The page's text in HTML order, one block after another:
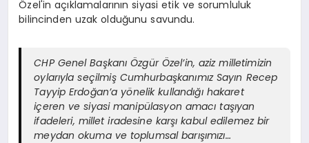
Özel'in açıklamalarının siyasi etik ve sorumluluk
bilincinden uzak olduğunu savundu.
CHP Genel Başkanı Özgür Özel’in, aziz milletimizin
oylarıyla seçilmiş Cumhurbaşkanımız Sayın Recep
Tayyip Erdoğan’a yönelik kullandığı hakaret
içeren ve siyasi manipülasyon amacı taşıyan
ifadeleri, millet iradesine karşı kabul edilemez bir
meydan okuma ve toplumsal barışımızı…